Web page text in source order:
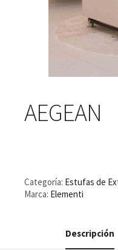
AEGEAN
Categoría: Estufas de
Marca: Elementi
Descripción